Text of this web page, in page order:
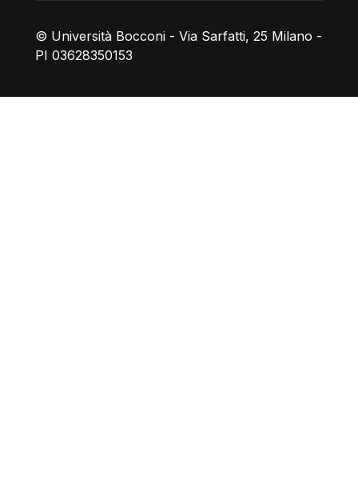
© Università Bocconi - Via Sarfatti, 25 Milano -
PI 03628350153